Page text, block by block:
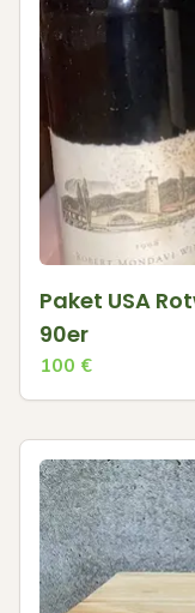
Paket USA
90er
100 €